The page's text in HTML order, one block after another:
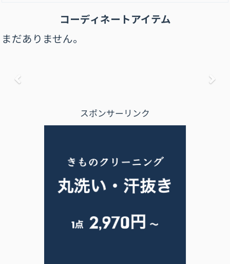
コーディネートアイテム
まだありません。
スポンサーリンク